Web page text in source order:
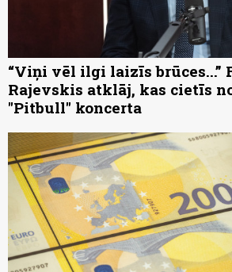
“Viņi vēl ilgi laizīs brūces...”
Rajevskis atklāj, kas cietīs
"Pitbull" koncerta